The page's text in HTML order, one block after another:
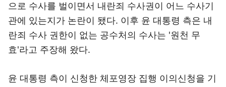
으로 수사를 벌이면서 내란죄 수사권이 어느 수사기
관에 있는지가 논란이 됐다. 이후 윤 대통령 측은 내
란죄 수사 권한이 없는 공수처의 수사는 '원천 무
효'라고 주장해 왔다.
윤 대통령 측이 신청한 체포영장 집행 이의신청을 기